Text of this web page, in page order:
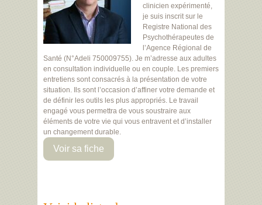
clinicien expérimenté,
je suis inscrit sur le
Registre National des
Psychothérapeutes de
l’Agence Régional de
Santé (N°Adeli 750009755). Je m’adresse aux adultes
en consultation individuelle ou en couple. Les premiers
entretiens sont consacrés à la présentation de votre
situation. Ils sont l’occasion d’affiner votre demande et
de définir les outils les plus appropriés. Le travail
engagé vous permettra de vous soustraire aux
éléments de votre vie qui vous entravent et d’installer
un changement durable.
Voir sa fiche